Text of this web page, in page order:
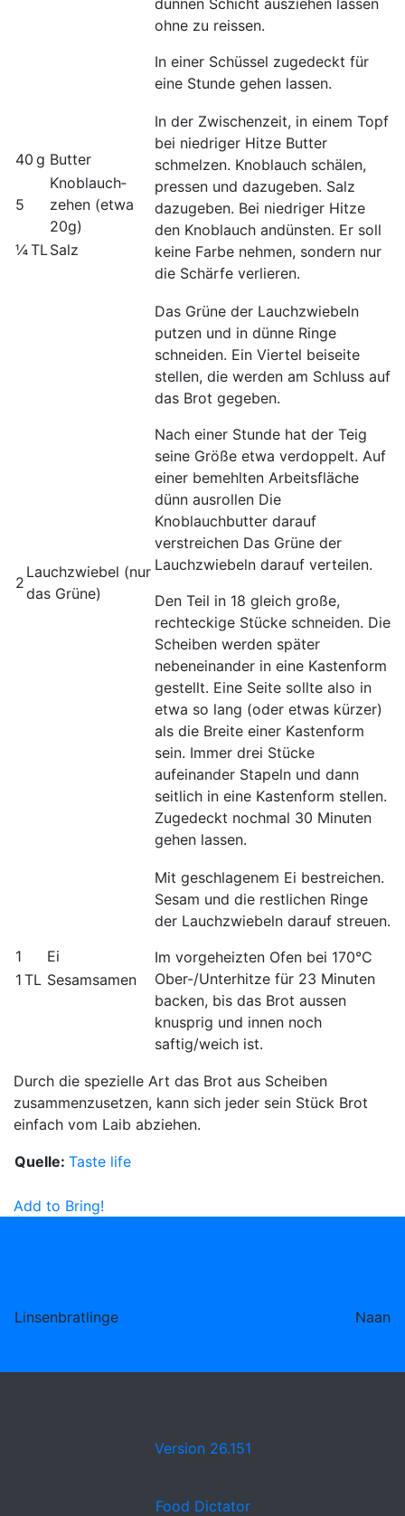
dünnen Schicht ausziehen lassen
ohne zu reissen.
In einer Schüssel zugedeckt für
eine Stunde gehen lassen.
40 g Butter
5
Knoblauch­
zehen (etwa
20g)
¼ TLSalz
In der Zwischenzeit, in einem Topf
bei niedriger Hitze Butter
schmelzen. Knoblauch schälen,
pressen und dazugeben. Salz
dazugeben. Bei niedriger Hitze
den Knoblauch andünsten. Er soll
keine Farbe nehmen, sondern nur
die Schärfe verlieren.
2
Lauchzwiebel (nur
das Grüne)
Das Grüne der Lauch­zwiebeln
putzen und in dünne Ringe
schneiden. Ein Viertel beiseite
stellen, die werden am Schluss auf
das Brot gegeben.
Nach einer Stunde hat der Teig
seine Größe etwa verdoppelt. Auf
einer bemehlten Arbeitsfläche
dünn ausrollen Die
Knoblauchbutter darauf
verstreichen Das Grüne der
Lauch­zwiebeln darauf verteilen.
Den Teil in 18 gleich große,
rechteckige Stücke schneiden. Die
Scheiben werden später
nebeneinander in eine Kastenform
gestellt. Eine Seite sollte also in
etwa so lang (oder etwas kürzer)
als die Breite einer Kastenform
sein. Immer drei Stücke
aufeinander Stapeln und dann
seitlich in eine Kastenform stellen.
Zugedeckt nochmal 30 Minuten
gehen lassen.
1
Ei
1 TL Sesam­samen
Mit geschlagenem Ei bestreichen.
Sesam und die restlichen Ringe
der Lauch­zwiebeln darauf streuen.
Im vorgeheizten Ofen bei 170°C
Ober-/Unterhitze für 23 Minuten
backen, bis das Brot aussen
knusprig und innen noch
saftig/weich ist.
Durch die spezielle Art das Brot aus Scheiben
zusammenzusetzen, kann sich jeder sein Stück Brot
einfach vom Laib abziehen.
Quelle: Taste life
Add to Bring!
Linsenbratlinge Naan
Version 26.151
Food Dictator